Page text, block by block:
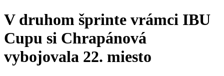
V druhom šprinte vrámci IBU
Cupu si Chrapánová
vybojovala 22. miesto